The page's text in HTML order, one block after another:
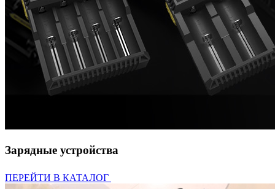
Зарядные устройства
ПЕРЕЙТИ В КАТАЛОГ